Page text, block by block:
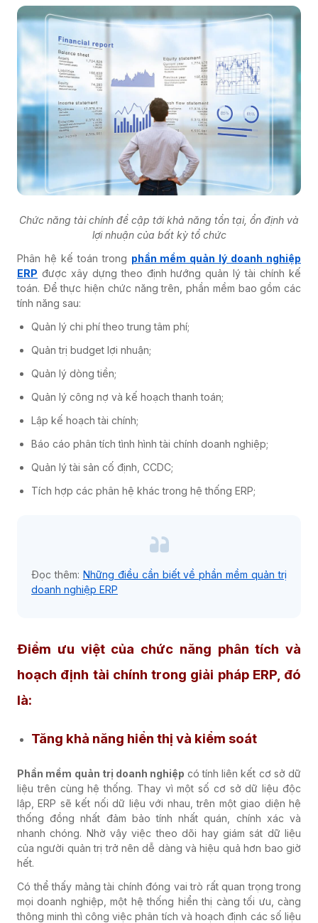
Chức năng tài chính đề cập tới khả năng tồn tại, ổn định và
lợi nhuận của bất kỳ tổ chức
Phân hệ kế toán trong phần mềm quản lý doanh nghiệp
ERP được xây dựng theo định hướng quản lý tài chính kế
toán. Để thực hiện chức năng trên, phần mềm bao gồm các
tính năng sau:
Quản lý chi phí theo trung tâm phí;
Quản trị budget lợi nhuận;
Quản lý dòng tiền;
Quản lý công nợ và kế hoạch thanh toán;
Lập kế hoạch tài chính;
Báo cáo phân tích tình hình tài chính doanh nghiệp;
Quản lý tài sản cố định, CCDC;
Tích hợp các phân hệ khác trong hệ thống ERP;
Đọc thêm: Những điều cần biết về phần mềm quản trị
doanh nghiệp ERP
Điểm ưu việt của chức năng phân tích và
hoạch định tài chính trong giải pháp ERP, đó
là:
Tăng khả năng hiển thị và kiểm soát
Phần mềm quản trị doanh nghiệp có tính liên kết cơ sở dữ
liệu trên cùng hệ thống. Thay vì một số cơ sở dữ liệu độc
lập, ERP sẽ kết nối dữ liệu với nhau, trên một giao diện hệ
thống đồng nhất đảm bảo tính nhất quán, chính xác và
nhanh chóng. Nhờ vậy việc theo dõi hay giám sát dữ liệu
của người quản trị trở nên dễ dàng và hiệu quả hơn bao giờ
hết.
Có thể thấy mảng tài chính đóng vai trò rất quan trọng trong
mọi doanh nghiệp, một hệ thống hiển thị càng tối ưu, càng
thông minh thì công việc phân tích và hoạch định các số liệu